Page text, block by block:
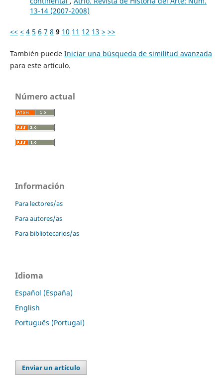
13-14 (2007-2008)
<< < 4 5 6 7 8 9 10 11 12 13 > >>
También puede Iniciar una búsqueda de similitud avanzada
para este artículo.
Número actual
Información
Para lectores/as
Para autores/as
Para bibliotecarios/as
Idioma
Español (España)
English
Português (Portugal)
Enviar un artículo